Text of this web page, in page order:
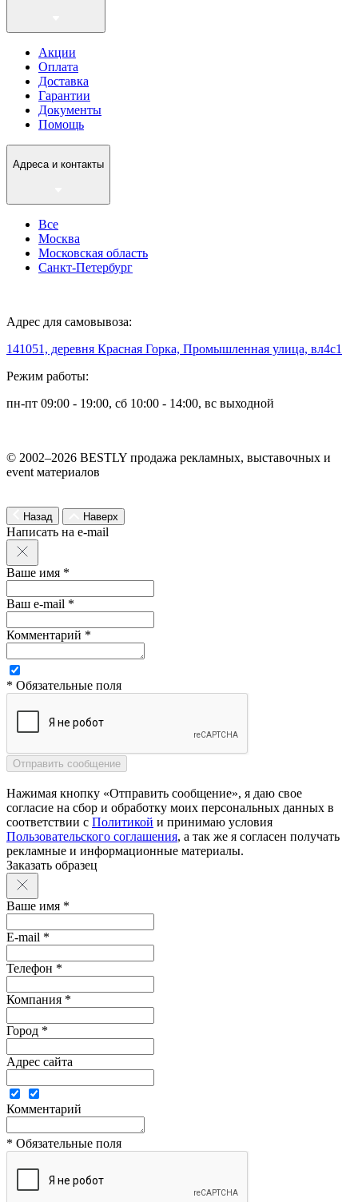
Акции
Оплата
Доставка
Гарантии
Документы
Помощь
Адреса и контакты
Все
Москва
Московская область
Санкт-Петербург
Адрес для самовывоза:
141051, деревня Красная Горка, Промышленная улица, вл4с1
Режим работы:
пн-пт 09:00 - 19:00, сб 10:00 - 14:00, вс выходной
© 2002–2026 BESTLY продажа рекламных, выставочных и
event материалов
Назад Наверх
Написать на e-mail
Ваше имя *
Ваш e-mail *
Комментарий *
* Обязательные поля
Нажимая кнопку «Отправить сообщение», я даю свое
согласие на сбор и обработку моих персональных данных в
соответствии с Политикой и принимаю условия
Пользовательского соглашения, а так же я согласен получать
рекламные и информационные материалы.
Заказать образец
Ваше имя *
E-mail *
Телефон *
Компания *
Город *
Адрес сайта
Комментарий
* Обязательные поля